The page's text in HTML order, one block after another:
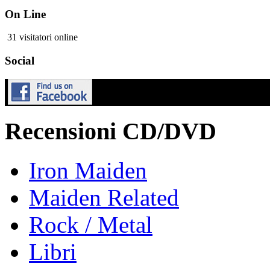
On Line
31 visitatori online
Social
Recensioni CD/DVD
Iron Maiden
Maiden Related
Rock / Metal
Libri